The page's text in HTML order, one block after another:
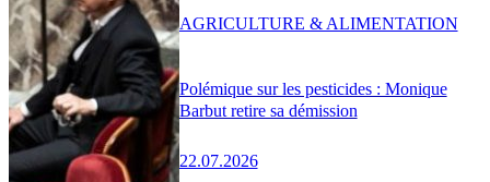
Polémique sur les pesticides : Monique
Barbut retire sa démission
22.07.2026
AGRICULTURE & ALIMENTATION